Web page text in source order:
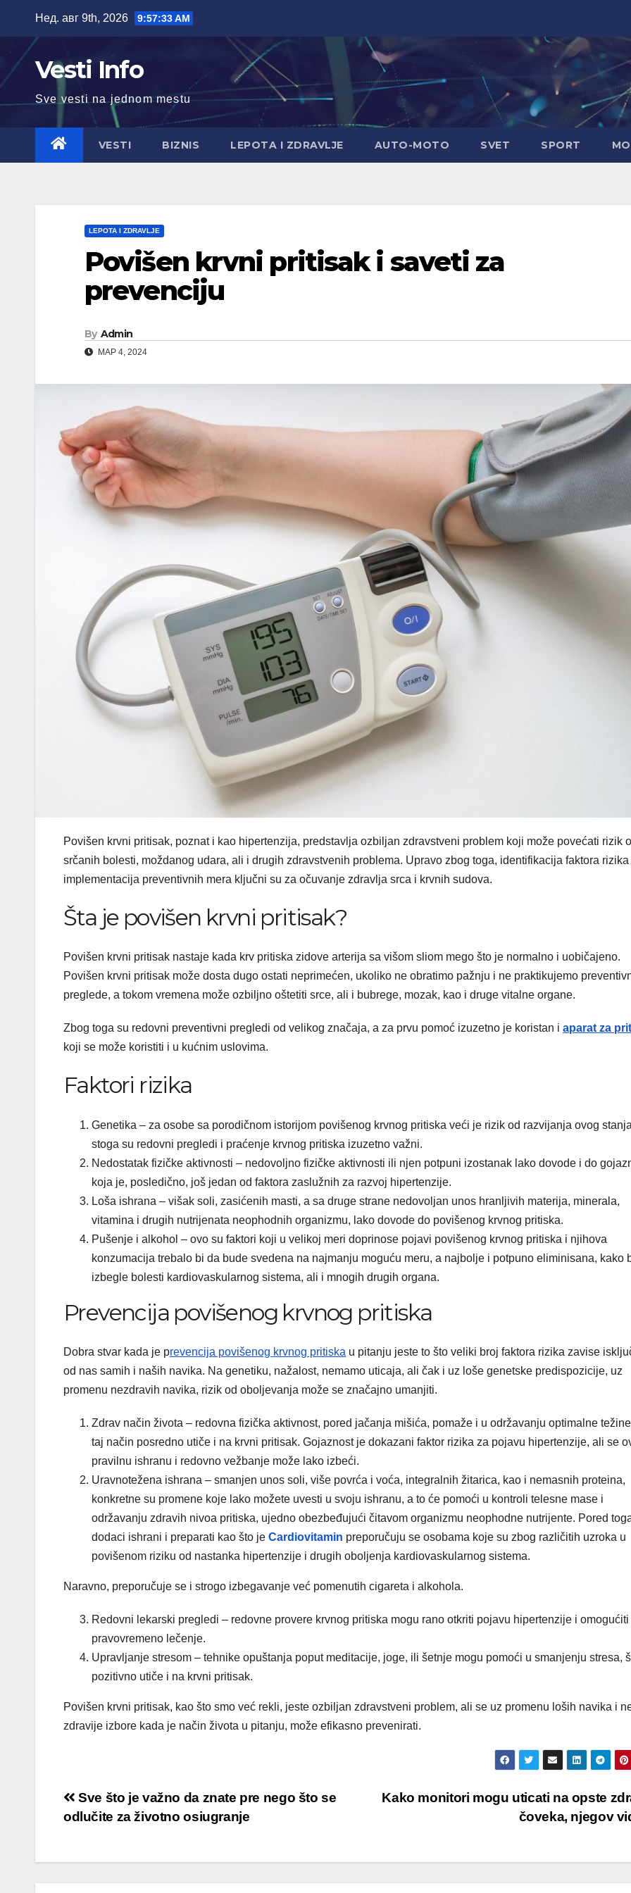
content
Нед. авг 9th, 2026 9:57:34 AM
Vesti Info
Sve vesti na jednom mestu
VESTI BIZNIS LEPOTA I ZDRAVLJE AUTO-MOTO SVET SPORT
LEPOTA I ZDRAVLJE
Povišen krvni pritisak i saveti za
prevenciju
By Admin
МАР 4, 2024
Povišen krvni pritisak, poznat i kao hipertenzija, predstavlja ozbiljan zdravstveni problem koji može povećati rizik
srčanih bolesti, moždanog udara, ali i drugih zdravstvenih problema. Upravo zbog toga, identifikacija faktora rizika
implementacija preventivnih mera ključni su za očuvanje zdravlja srca i krvnih sudova.
Šta je povišen krvni pritisak?
Povišen krvni pritisak nastaje kada krv pritiska zidove arterija sa višom sliom mego što je normalno i uobičajeno.
Povišen krvni pritisak može dosta dugo ostati neprimećen, ukoliko ne obratimo pažnju i ne praktikujemo
preglede, a tokom vremena može ozbiljno oštetiti srce, ali i bubrege, mozak, kao i druge vitalne organe.
Zbog toga su redovni preventivni pregledi od velikog značaja, a za prvu pomoć izuzetno je koristan i aparat za
koji se može koristiti i u kućnim uslovima.
Faktori rizika
Genetika – za osobe sa porodičnom istorijom povišenog krvnog pritiska veći je rizik od razvijanja ovog
stoga su redovni pregledi i praćenje krvnog pritiska izuzetno važni.
Nedostatak fizičke aktivnosti – nedovoljno fizičke aktivnosti ili njen potpuni izostanak lako dovode i do
koja je, posledično, još jedan od faktora zaslužnih za razvoj hipertenzije.
Loša ishrana – višak soli, zasićenih masti, a sa druge strane nedovoljan unos hranljivih materija, minerala,
vitamina i drugih nutrijenata neophodnih organizmu, lako dovode do povišenog krvnog pritiska.
Pušenje i alkohol – ovo su faktori koji u velikoj meri doprinose pojavi povišenog krvnog pritiska i njihova
konzumacija trebalo bi da bude svedena na najmanju moguću meru, a najbolje i potpuno eliminisana, kako
izbegle bolesti kardiovaskularnog sistema, ali i mnogih drugih organa.
Prevencija povišenog krvnog pritiska
Dobra stvar kada je prevencija povišenog krvnog pritiska u pitanju jeste to što veliki broj faktora rizika zavise
od nas samih i naših navika. Na genetiku, nažalost, nemamo uticaja, ali čak i uz loše genetske predispozicije, uz
promenu nezdravih navika, rizik od oboljevanja može se značajno umanjiti.
Zdrav način života – redovna fizička aktivnost, pored jačanja mišića, pomaže i u održavanju optimalne
taj način posredno utiče i na krvni pritisak. Gojaznost je dokazani faktor rizika za pojavu hipertenzije, ali se
pravilnu ishranu i redovno vežbanje može lako izbeći.
Uravnotežena ishrana – smanjen unos soli, više povrća i voća, integralnih žitarica, kao i nemasnih proteina,
konkretne su promene koje lako možete uvesti u svoju ishranu, a to će pomoći u kontroli telesne mase i
održavanju zdravih nivoa pritiska, ujedno obezbeđujući čitavom organizmu neophodne nutrijente. Pored
dodaci ishrani i preparati kao što je Cardiovitamin preporučuju se osobama koje su zbog različitih uzroka u
povišenom riziku od nastanka hipertenzije i drugih oboljenja kardiovaskularnog sistema.
Naravno, preporučuje se i strogo izbegavanje već pomenutih cigareta i alkohola.
Redovni lekarski pregledi – redovne provere krvnog pritiska mogu rano otkriti pojavu hipertenzije i omogućiti
pravovremeno lečenje.
Upravljanje stresom – tehnike opuštanja poput meditacije, joge, ili šetnje mogu pomoći u smanjenju stresa,
pozitivno utiče i na krvni pritisak.
Povišen krvni pritisak, kao što smo već rekli, jeste ozbiljan zdravstveni problem, ali se uz promenu loših navika i
zdravije izbore kada je način života u pitanju, može efikasno prevenirati.
Кретање
Kako monitori mogu uticati na opste
čoveka, njegov
Sve što je važno da znate pre nego što se
odlučite za životno osiugranje